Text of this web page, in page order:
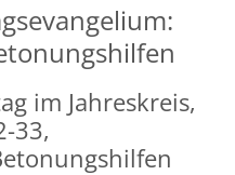
im Jahreskreis,
33,